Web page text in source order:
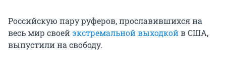
Российскую пару руферов, прославившихся на
весь мир своейэкстремальной выходкойв США,
выпустили на свободу.